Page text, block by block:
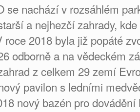
se nachází v rozsáhlém
a nejhezčí zahrady,
roce 2018 byla již popáté
odborně a na vědeckém
z celkem 29 zemí
pavilon s ledními
nový bazén pro